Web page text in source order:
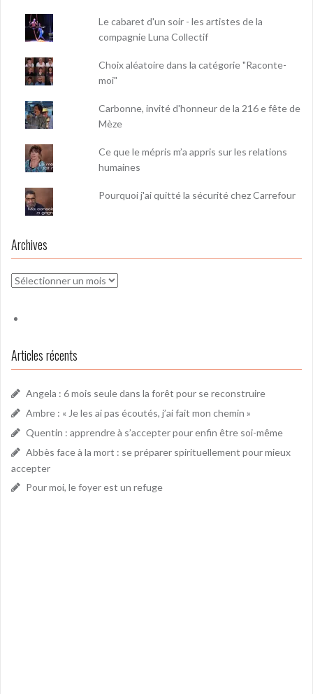
Le cabaret d'un soir - les artistes de la
compagnie Luna Collectif
Choix aléatoire dans la catégorie "Raconte-
moi"
Carbonne, invité d'honneur de la 216 e fête de
Mèze
Ce que le mépris m’a appris sur les relations
humaines
Pourquoi j'ai quitté la sécurité chez Carrefour
Archives
Archives
Articles récents
Angela : 6 mois seule dans la forêt pour se reconstruire
Ambre : « Je les ai pas écoutés, j’ai fait mon chemin »
Quentin : apprendre à s’accepter pour enfin être soi-même
Abbès face à la mort : se préparer spirituellement pour mieux
accepter
Pour moi, le foyer est un refuge